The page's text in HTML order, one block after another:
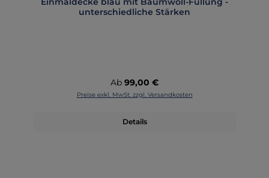
unterschiedliche Stärken
Regulärer Preis:
Ab 99,00 €
Preise exkl. MwSt. zzgl. Versandkosten
Details